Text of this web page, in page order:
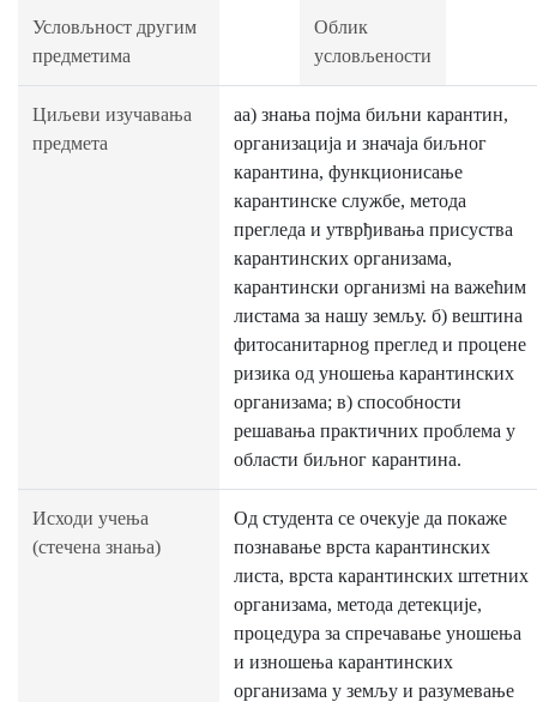
Условљност другим
предметима
Облик
условљености
Циљеви изучавања
предмета
аа) знања појма биљни карантин,
организацијa и значаја биљног
карантина, функционисање
карантинске службе, метода
прегледа и утврђивања присуства
карантинских организама,
карантински организмi на важећим
листама за нашу земљу. б) вештина
фитосанитарнog преглед и процене
ризика од уношења карантинских
организама; в) способности
решавања практичних проблема у
области биљног карантина.
Исходи учења
(стечена знања)
Од студента се очекује да покаже
познавање врста карантинских
листа, врста карантинских штетних
организама, метода детекције,
процедура за спречавање уношења
и изношења карантинских
организама у земљу и разумевање